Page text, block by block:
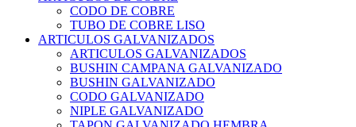
CODO DE COBRE
TUBO DE COBRE LISO
ARTICULOS GALVANIZADOS
ARTICULOS GALVANIZADOS
BUSHIN CAMPANA GALVANIZADO
BUSHIN GALVANIZADO
CODO GALVANIZADO
NIPLE GALVANIZADO